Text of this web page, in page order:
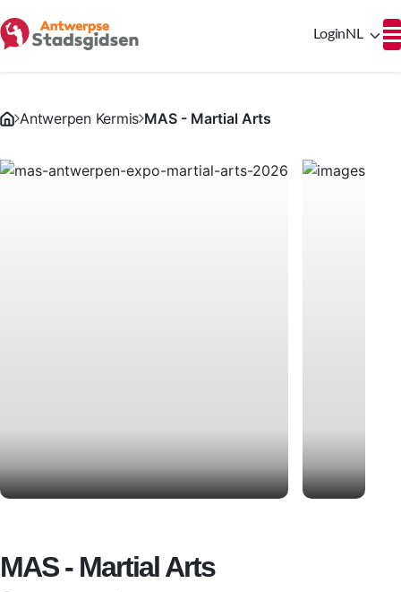
LoginNL
Antwerpen Kermis MAS - Martial Arts
MAS - Martial Arts